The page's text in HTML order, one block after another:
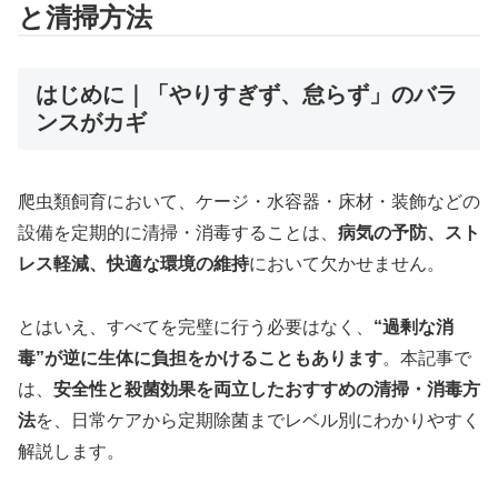
と清掃方法
はじめに｜「やりすぎず、怠らず」のバラ
ンスがカギ
爬虫類飼育において、ケージ・水容器・床材・装飾などの
設備を定期的に清掃・消毒することは、 病気の予防、スト
レス軽減、快適な環境の維持において欠かせません。
とはいえ、すべてを完璧に行う必要はなく、 “過剰な消
毒”が逆に生体に負担をかけることもあります。本記事で
は、 安全性と殺菌効果を両立したおすすめの清掃・消毒方
法を、日常ケアから定期除菌までレベル別にわかりやすく
解説します。